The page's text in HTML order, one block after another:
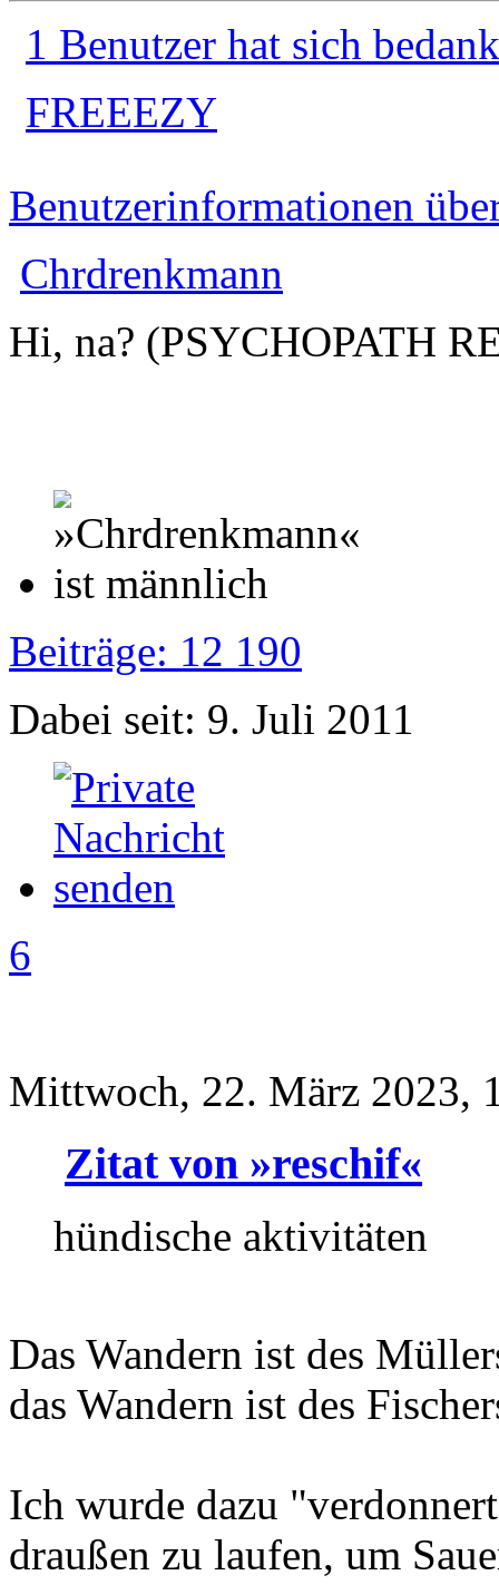
1 Benutzer hat sich
FREEEZY
Benutzerinformationen
Chrdrenkmann
Hi, na? (PSYCHOPATH
Beiträge: 12 190
Dabei seit: 9. Juli 2011
6
Mittwoch, 22. März 2023,
Zitat von »reschif«
hündische aktivitäten
Das Wandern ist des
das Wandern ist des
Ich wurde dazu
draußen zu laufen, um